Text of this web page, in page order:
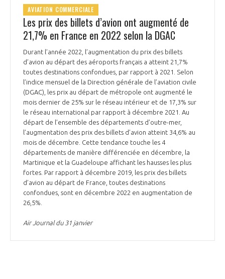
AVIATION COMMERCIALE
Les prix des billets d’avion ont augmenté de
21,7% en France en 2022 selon la DGAC
Durant l’année 2022, l’augmentation du prix des billets
d’avion au départ des aéroports français a atteint 21,7%
toutes destinations confondues, par rapport à 2021. Selon
l’indice mensuel de la Direction générale de l’aviation civile
(DGAC), les prix au départ de métropole ont augmenté le
mois dernier de 25% sur le réseau intérieur et de 17,3% sur
le réseau international par rapport à décembre 2021. Au
départ de l’ensemble des départements d’outre-mer,
l’augmentation des prix des billets d’avion atteint 34,6% au
mois de décembre. Cette tendance touche les 4
départements de manière différenciée en décembre, la
Martinique et la Guadeloupe affichant les hausses les plus
fortes. Par rapport à décembre 2019, les prix des billets
d’avion au départ de France, toutes destinations
confondues, sont en décembre 2022 en augmentation de
26,5%.
Air Journal du 31 janvier